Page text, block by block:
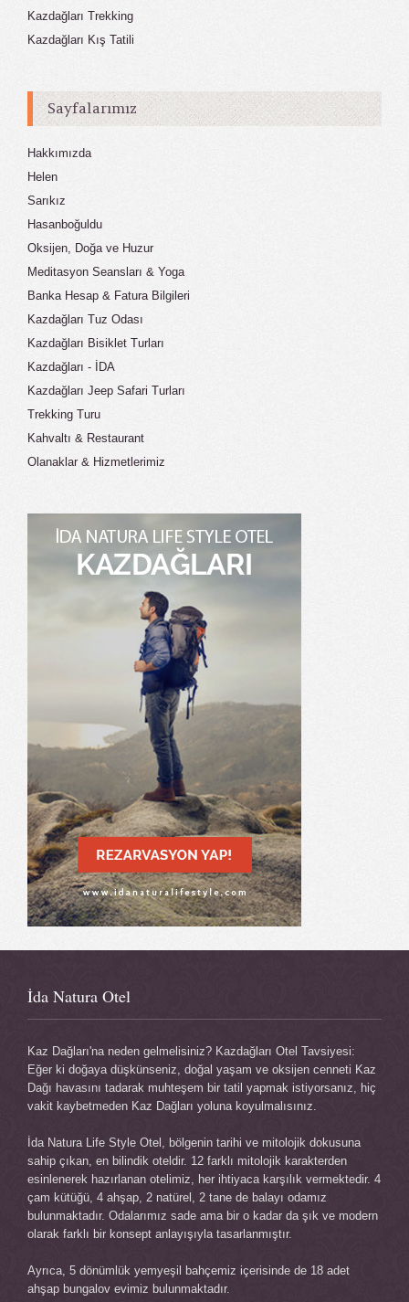
Kazdağları Trekking
Kazdağları Kış Tatili
Sayfalarımız
Hakkımızda
Helen
Sarıkız
Hasanboğuldu
Oksijen, Doğa ve Huzur
Meditasyon Seansları & Yoga
Banka Hesap & Fatura Bilgileri
Kazdağları Tuz Odası
Kazdağları Bisiklet Turları
Kazdağları - İDA
Kazdağları Jeep Safari Turları
Trekking Turu
Kahvaltı & Restaurant
Olanaklar & Hizmetlerimiz
İda Natura Otel
Kaz Dağları'na neden gelmelisiniz? Kazdağları Otel Tavsiyesi:
Eğer ki doğaya düşkünseniz, doğal yaşam ve oksijen cenneti Kaz
Dağı havasını tadarak muhteşem bir tatil yapmak istiyorsanız, hiç
vakit kaybetmeden Kaz Dağları yoluna koyulmalısınız.
İda Natura Life Style Otel, bölgenin tarihi ve mitolojik dokusuna
sahip çıkan, en bilindik oteldir. 12 farklı mitolojik karakterden
esinlenerek hazırlanan otelimiz, her ihtiyaca karşılık vermektedir. 4
çam kütüğü, 4 ahşap, 2 natürel, 2 tane de balayı odamız
bulunmaktadır. Odalarımız sade ama bir o kadar da şık ve modern
olarak farklı bir konsept anlayışıyla tasarlanmıştır.
Ayrıca, 5 dönümlük yemyeşil bahçemiz içerisinde de 18 adet
ahşap bungalov evimiz bulunmaktadır.